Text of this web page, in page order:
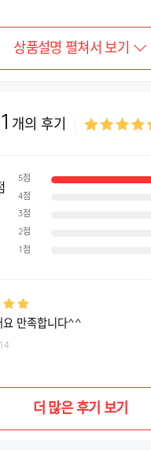
상품설명 펼쳐서 보기
1 개의 후기
5점
4점
3점
2점
1점
요 만족합니다^^
더 많은 후기 보기